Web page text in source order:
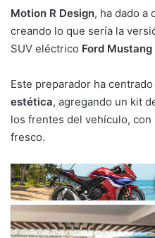
Motion R Design, ha dado a
creando lo que sería la
SUV eléctrico Ford
Este preparador ha
estética, agregando un kit
los frentes del vehículo, con
fresco.